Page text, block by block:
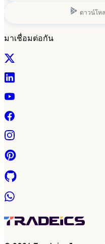
ดาวน์โห
มาเชื่อมต่อกัน